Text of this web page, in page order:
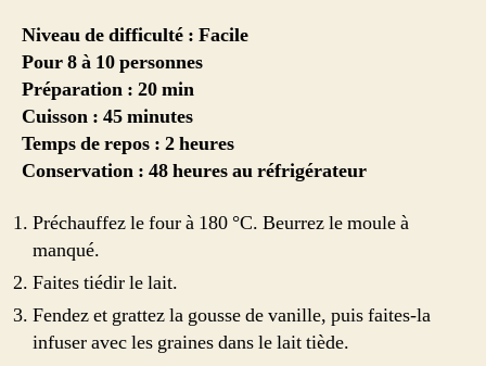
Niveau de difficulté : Facile
Pour 8 à 10 personnes
Préparation : 20 min
Cuisson : 45 minutes
Temps de repos : 2 heures
Conservation : 48 heures au réfrigérateur
Préchauffez le four à 180 °C. Beurrez le moule à
manqué.
Faites tiédir le lait.
Fendez et grattez la gousse de vanille, puis faites-la
infuser avec les graines dans le lait tiède.